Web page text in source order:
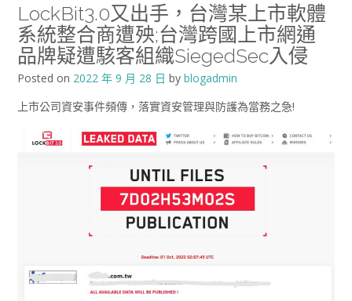
LockBit3.0又出手，台灣某上市軟體
系統整合商遭殃;台灣跨國上市網通
品牌疑遭駭客組織SiegedSec入侵
Posted on 2022 年 9 月 28 日 by blogadmin
上市公司資安事件頻傳，落實資安管理與防護為當務之急!